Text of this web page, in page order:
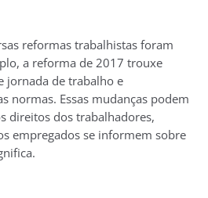
reformas trabalhistas foram
a reforma de 2017 trouxe
jornada de trabalho e
normas. Essas mudanças podem
direitos dos trabalhadores,
empregados se informem sobre